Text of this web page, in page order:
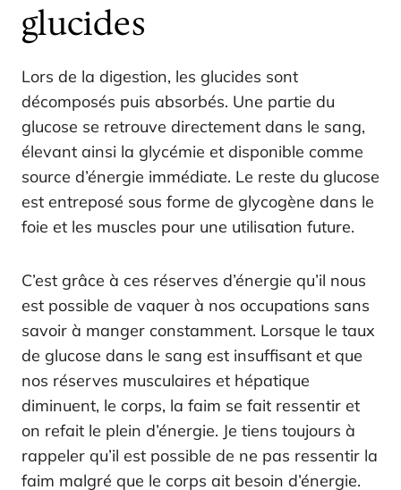
glucides
Lors de la digestion, les glucides sont
décomposés puis absorbés. Une partie du
glucose se retrouve directement dans le sang,
élevant ainsi la glycémie et disponible comme
source d’énergie immédiate. Le reste du glucose
est entreposé sous forme de glycogène dans le
foie et les muscles pour une utilisation future.
C’est grâce à ces réserves d’énergie qu’il nous
est possible de vaquer à nos occupations sans
savoir à manger constamment. Lorsque le taux
de glucose dans le sang est insuffisant et que
nos réserves musculaires et hépatique
diminuent, le corps, la faim se fait ressentir et
on refait le plein d’énergie. Je tiens toujours à
rappeler qu’il est possible de ne pas ressentir la
faim malgré que le corps ait besoin d’énergie.